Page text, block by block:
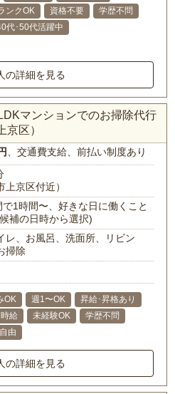
ンクOK 資格不要
学歴不問
代･50代活躍中
の詳細を見る
マンションでのお掃除代行
区）
、交通費支給、前払い制度あり
上京区付近）
1時間〜、好きな日に働くこと
補の日時から選択)
レ、お風呂、洗面所、リビン
掃除
OK 週1〜OK
昇給･昇格あり
給 未経験OK
学歴不問
由
の詳細を見る